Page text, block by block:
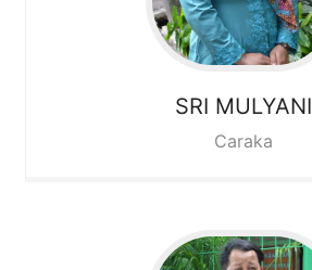
SRI MULYANI
Caraka